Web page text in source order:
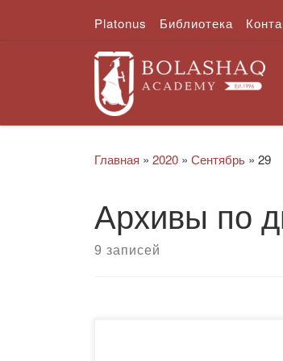
Перейти к содержимому
Platonus Библиотека
Главная » 2020 » Сентябрь » 29
Архивы по
9 записей